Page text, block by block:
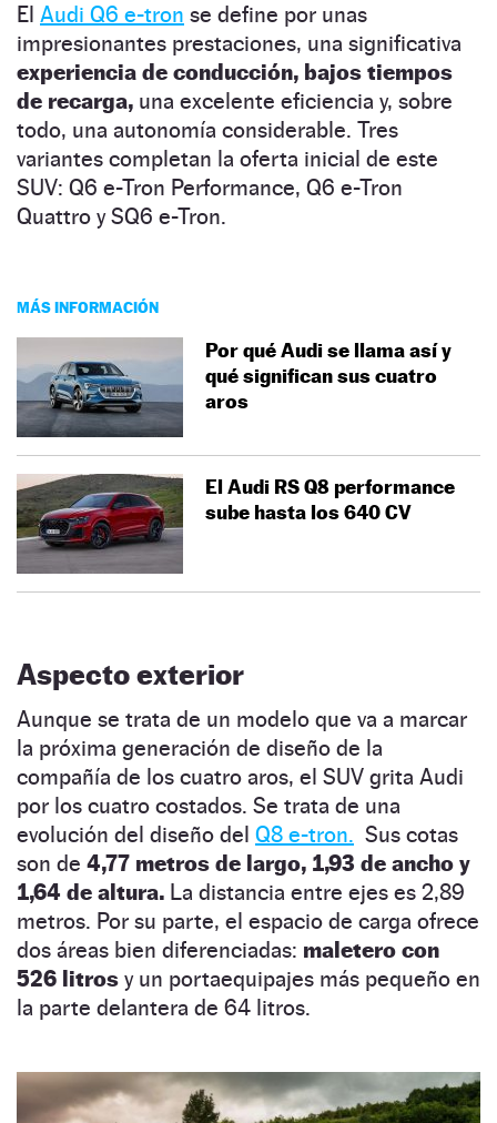
El Audi Q6 e-tron se define por unas
impresionantes prestaciones, una significativa
experiencia de conducción, bajos tiempos
de recarga, una excelente eficiencia y, sobre
todo, una autonomía considerable. Tres
variantes completan la oferta inicial de este
SUV: Q6 e-Tron Performance, Q6 e-Tron
Quattro y SQ6 e-Tron.
MÁS INFORMACIÓN
Por qué Audi se llama así y
qué significan sus cuatro
aros
El Audi RS Q8 performance
sube hasta los 640 CV
Aspecto exterior
Aunque se trata de un modelo que va a marcar
la próxima generación de diseño de la
compañía de los cuatro aros, el SUV grita Audi
por los cuatro costados. Se trata de una
evolución del diseño del Q8 e-tron. Sus cotas
son de 4,77 metros de largo, 1,93 de ancho y
1,64 de altura. La distancia entre ejes es 2,89
metros. Por su parte, el espacio de carga ofrece
dos áreas bien diferenciadas: maletero con
526 litros y un portaequipajes más pequeño en
la parte delantera de 64 litros.